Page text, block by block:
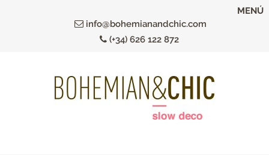
info@bohemianandchic.com
(+34) 626 122 872
MENÚ